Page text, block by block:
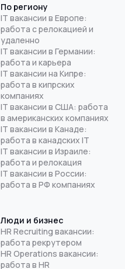
По региону
IT вакансии в Европе:
работа с релокацией и
удаленно
IT вакансии в Германии:
работа и карьера
IT вакансии на Кипре:
работа в кипрских
компаниях
IT вакансии в США: работа
в американских компаниях
IT вакансии в Канаде:
работа в канадских IT
IT вакансии в Израиле:
работа и релокация
IT вакансии в России:
работа в РФ компаниях
Люди и бизнес
HR Recruiting вакансии:
работа рекрутером
HR Operations вакансии:
работа в HR